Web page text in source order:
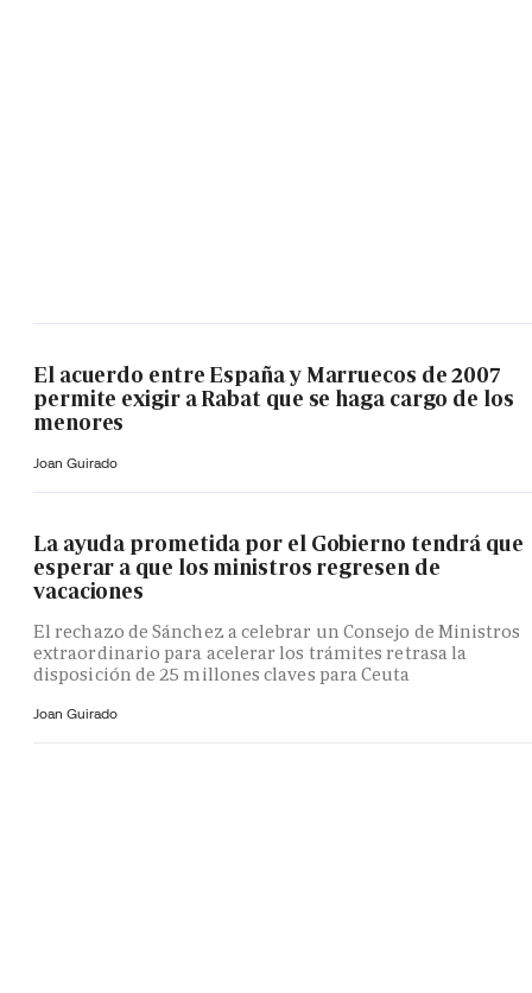
El acuerdo entre España y Marruecos de 2007
permite exigir a Rabat que se haga cargo de los
menores
Joan Guirado
La ayuda prometida por el Gobierno tendrá que
esperar a que los ministros regresen de
vacaciones
El rechazo de Sánchez a celebrar un Consejo de Ministros
extraordinario para acelerar los trámites retrasa la
disposición de 25 millones claves para Ceuta
Joan Guirado